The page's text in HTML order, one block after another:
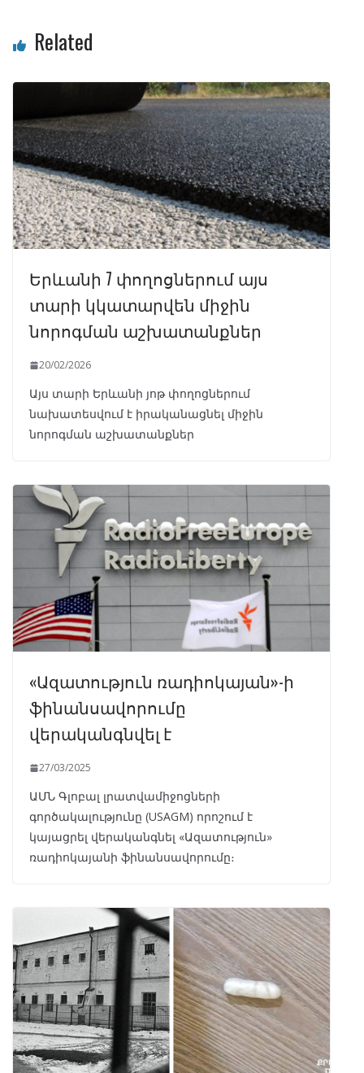
Related
Երևանի 7 փողոցներում այս
տարի կկատարվեն միջին
նորոգման աշխատանքներ
20/02/2026
Այս տարի Երևանի յոթ փողոցներում
նախատեսվում է իրականացնել միջին
նորոգման աշխատանքներ
«Ազատություն ռադիոկայան»-ի
ֆինանսավորումը
վերականգնվել է
27/03/2025
​ԱՄՆ Գլոբալ լրատվամիջոցների
գործակալությունը (USAGM) որոշում է
կայացրել վերականգնել «Ազատություն»
ռադիոկայանի ֆինանսավորումը։